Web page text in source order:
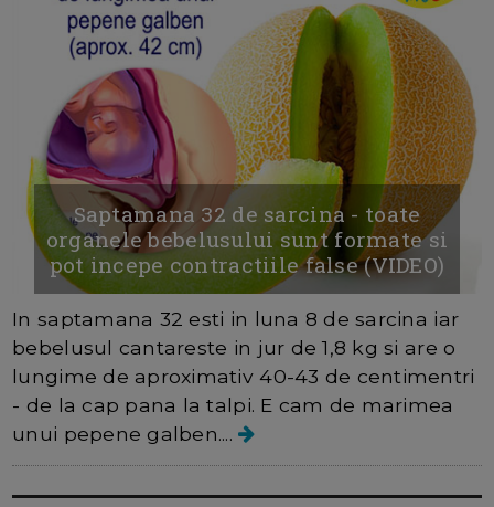
Saptamana 32 de sarcina - toate
organele bebelusului sunt formate si
pot incepe contractiile false (VIDEO)
In saptamana 32 esti in luna 8 de sarcina iar
bebelusul cantareste in jur de 1,8 kg si are o
lungime de aproximativ 40-43 de centimentri
- de la cap pana la talpi. E cam de marimea
unui pepene galben....